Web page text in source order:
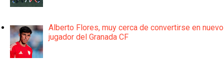
Alberto Flores, muy cerca de convertirse en nuevo
jugador del Granada CF